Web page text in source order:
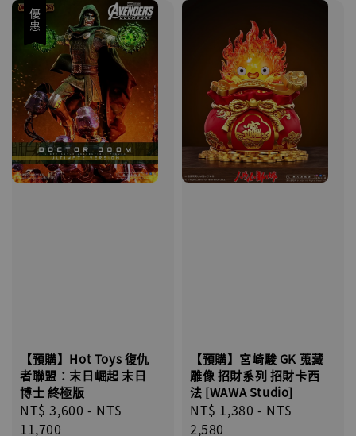
優惠
【預購】Hot Toys 復仇
者聯盟：末日崛起 末日
博士 終極版
Sale
price
NT$ 3,600 - NT$
11,700
【預購】宮崎駿 GK 蒐藏
雕像 招財系列 招財卡西
法 [WAWA Studio]
Regular
price
NT$ 1,380 - NT$
2,580